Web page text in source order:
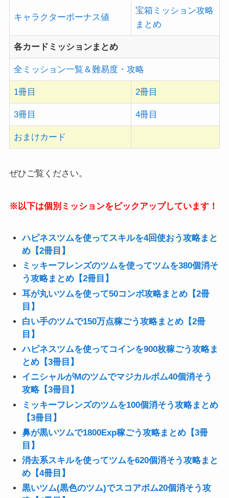
キャラクターボーナス値
宝箱ミッション攻略
まとめ
各カードミッションまとめ
全ミッション一覧＆難易度・攻略
1冊目 2冊目
3冊目 4冊目
おまけカード
ぜひご覧ください。
※以下は個別ミッションをピックアップしています！
ハピネスツムを使ってスキルを4回使おう攻略まと
め【2冊目】
ミッキーフレンズのツムを使ってツムを380個消そ
う攻略まとめ【2冊目】
耳が丸いツムを使って50コンボ攻略まとめ【2冊
目】
白い手のツムで150万点稼ごう攻略まとめ【2冊
目】
ハピネスツムを使ってコインを900枚稼ごう攻略ま
とめ【3冊目】
イニシャルがMのツムでマジカルボム40個消そう
攻略【3冊目】
ミッキーフレンズのツムを100個消そう攻略まとめ
【3冊目】
鼻が黒いツムで1800Exp稼ごう攻略まとめ【3冊
目】
消去系スキルを使ってツムを620個消そう攻略まと
め【4冊目】
黒いツム(黒色のツム)でスコアボム20個消そう攻